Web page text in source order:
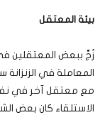
بيئة المعتقل
مع معتقل آخر في نفس
الاستلقاء كان بعض